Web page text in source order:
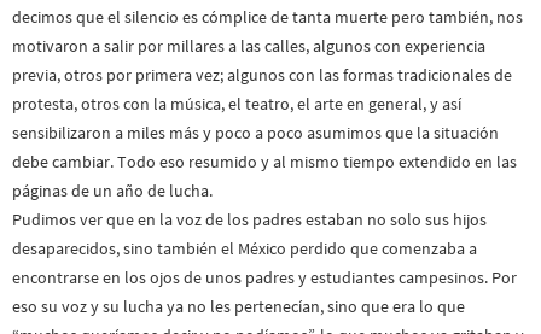
decimos que el silencio es cómplice de tanta muerte pero también, nos
motivaron a salir por millares a las calles, algunos con experiencia
previa, otros por primera vez; algunos con las formas tradicionales de
protesta, otros con la música, el teatro, el arte en general, y así
sensibilizaron a miles más y poco a poco asumimos que la situación
debe cambiar. Todo eso resumido y al mismo tiempo extendido en las
páginas de un año de lucha.
Pudimos ver que en la voz de los padres estaban no solo sus hijos
desaparecidos, sino también el México perdido que comenzaba a
encontrarse en los ojos de unos padres y estudiantes campesinos. Por
eso su voz y su lucha ya no les pertenecían, sino que era lo que